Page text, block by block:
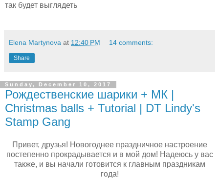
так будет выглядеть
Elena Martynova at 12:40 PM 14 comments:
Share
Sunday, December 10, 2017
Рождественские шарики + МК |
Christmas balls + Tutorial | DT Lindy's
Stamp Gang
Привет, друзья! Новогоднее праздничное настроение
постепенно прокрадывается и в мой дом! Надеюсь у вас
также, и вы начали готовится к главным праздникам
года!